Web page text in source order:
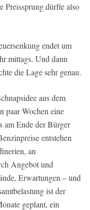
Preissprung dürfte also
endet um
mittags. Und dann
die Lage sehr genau.
aus dem
paar Wochen eine
am Ende der Bürger
entstehen
an
Angebot und
Erwartungen – und
ist der
geplant, ein